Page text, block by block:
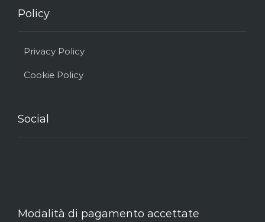
Policy
Privacy Policy
Cookie Policy
Social
Modalità di pagamento accettate